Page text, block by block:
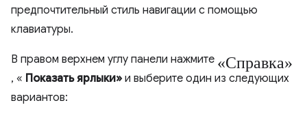
предпочтительный стиль навигации с помощью
клавиатуры.
В правом верхнем углу панели нажмите «Справка»
, « Показать ярлыки» и выберите один из следующих
вариантов: